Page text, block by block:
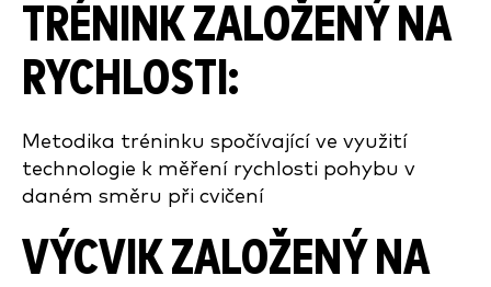
TRÉNINK ZALOŽENÝ NA
RYCHLOSTI:
Metodika tréninku spočívající ve využití
technologie k měření rychlosti pohybu v
daném směru při cvičení
VÝCVIK ZALOŽENÝ NA